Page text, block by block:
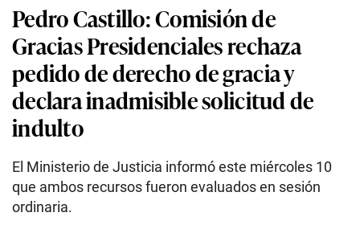
Pedro Castillo: Comisión de
Gracias Presidenciales rechaza
pedido de derecho de gracia y
declara inadmisible solicitud de
indulto
El Ministerio de Justicia informó este miércoles 10
que ambos recursos fueron evaluados en sesión
ordinaria.